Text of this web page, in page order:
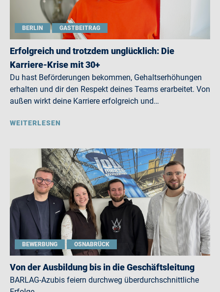
BERLIN GASTBEITRAG
Erfolgreich und trotzdem unglücklich: Die
Karriere-Krise mit 30+
Du hast Beförderungen bekommen, Gehaltserhöhungen
erhalten und dir den Respekt deines Teams erarbeitet. Von
außen wirkt deine Karriere erfolgreich und…
WEITERLESEN
BEWERBUNG OSNABRÜCK
Von der Ausbildung bis in die Geschäftsleitung
BARLAG-Azubis feiern durchweg überdurchschnittliche